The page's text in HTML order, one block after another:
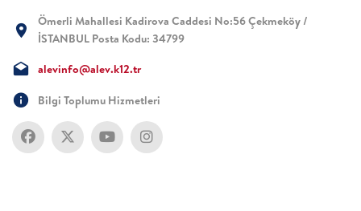
Ömerli Mahallesi Kadirova Caddesi No:56 Çekmeköy /
İSTANBUL Posta Kodu: 34799
alevinfo@alev.k12.tr
Bilgi Toplumu Hizmetleri